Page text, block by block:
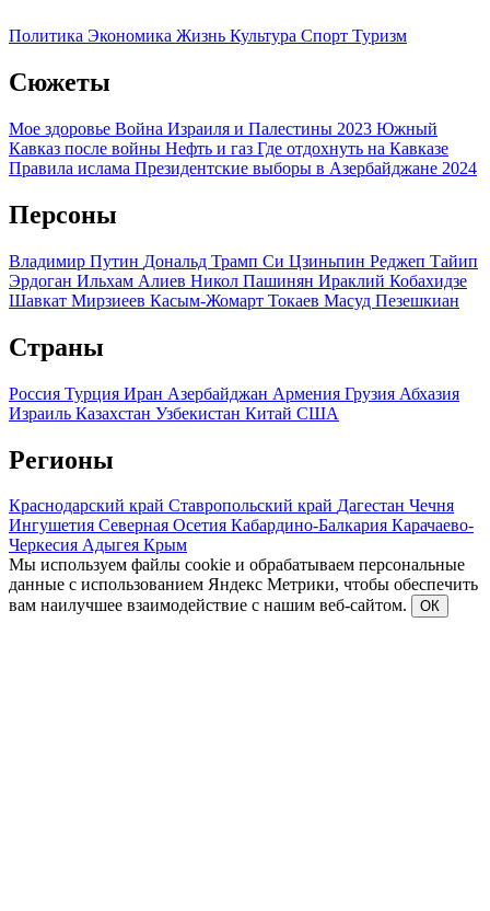
Политика Экономика Жизнь Культура Спорт Туризм
Сюжеты
Мое здоровье Война Израиля и Палестины 2023 Южный
Кавказ после войны Нефть и газ Где отдохнуть на Кавказе
Правила ислама Президентские выборы в Азербайджане 2024
Персоны
Владимир Путин Дональд Трамп Си Цзиньпин Реджеп Тайип
Эрдоган Ильхам Алиев Никол Пашинян Ираклий Кобахидзе
Шавкат Мирзиеев Касым-Жомарт Токаев Масуд Пезешкиан
Страны
Россия Турция Иран Азербайджан Армения Грузия Абхазия
Израиль Казахстан Узбекистан Китай США
Регионы
Краснодарский край Ставропольский край Дагестан Чечня
Ингушетия Северная Осетия Кабардино-Балкария Карачаево-
Черкесия Адыгея Крым
Мы используем файлы cookie и обрабатываем персональные
данные с использованием Яндекс Метрики, чтобы обеспечить
вам наилучшее взаимодействие с нашим веб-сайтом.
ОК